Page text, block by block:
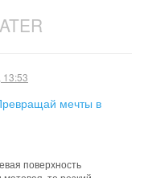
13:53
мечты в
поверхность